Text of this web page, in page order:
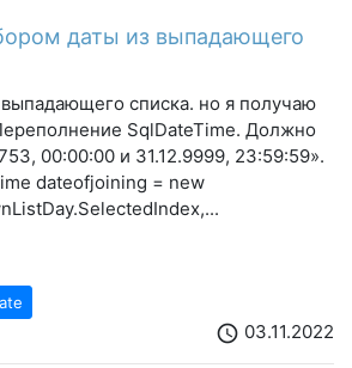
даты из выпадающего
списка. но я получаю
SqlDateTime. Должно
00:00:00 и 31.12.9999, 23:59:59».
dateofjoining = new
schedule 03.11.2022